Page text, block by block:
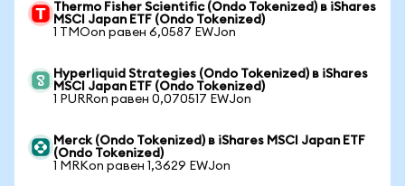
Thermo Fisher Scientific (Ondo Tokenized) в iShares
MSCI Japan ETF (Ondo Tokenized)
1 TMOon равен 6,0587 EWJon
Hyperliquid Strategies (Ondo Tokenized) в iShares
MSCI Japan ETF (Ondo Tokenized)
1 PURRon равен 0,070517 EWJon
Merck (Ondo Tokenized) в iShares MSCI Japan ETF
(Ondo Tokenized)
1 MRKon равен 1,3629 EWJon